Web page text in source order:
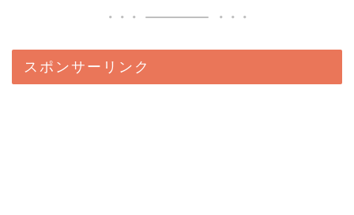
スポンサーリンク